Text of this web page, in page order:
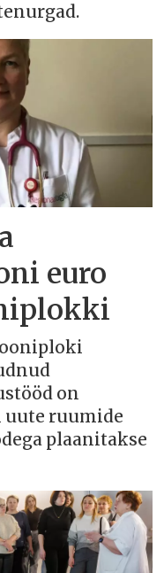
euro
on
uute ruumide
plaanitakse